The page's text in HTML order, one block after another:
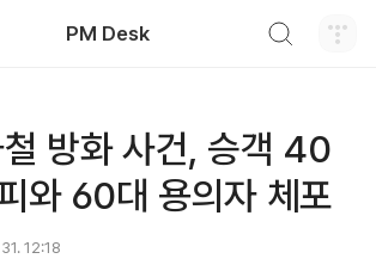
PM Desk
방화 사건, 승객 40
와 60대 용의자 체포
12:18